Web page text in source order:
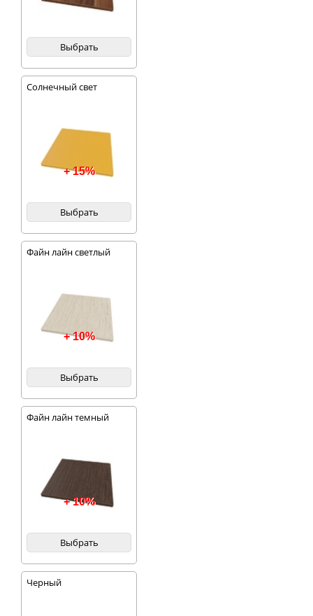
Выбрать
Солнечный свет
+ 15%
Выбрать
Файн лайн светлый
+ 10%
Выбрать
Файн лайн темный
+ 10%
Выбрать
Черный